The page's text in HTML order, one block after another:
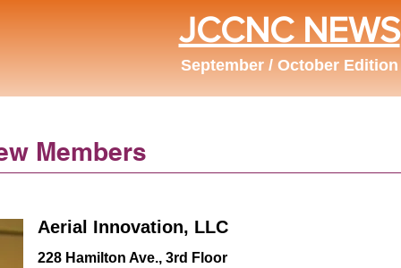
JCCNC NEWS
September / October Edition
Members
Aerial Innovation, LLC
228 Hamilton Ave., 3rd Floor